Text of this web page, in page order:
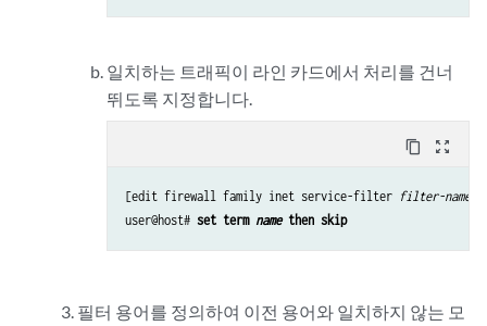
일치하는 트래픽이 라인 카드에서 처리를 건너
뛰도록 지정합니다.
content_copy zoom_out_map
[edit firewall family inet service-filter filter-name
user@host# set term name then skip
필터 용어를 정의하여 이전 용어와 일치하지 않는 모